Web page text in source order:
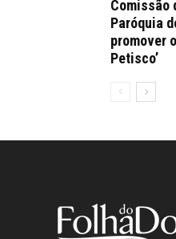
Comissão
Paróquia
promover
Petisco’